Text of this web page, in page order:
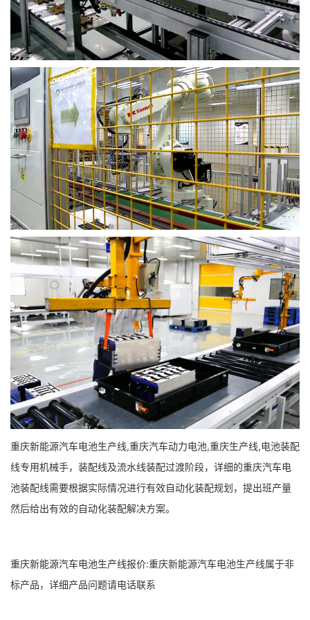
重庆新能源汽车电池生产线,重庆汽车动力电池,重庆生产线,电池装配
线专用机械手，装配线及流水线装配过渡阶段，详细的重庆汽车电
池装配线需要根据实际情况进行有效自动化装配规划，提出班产量
然后给出有效的自动化装配解决方案。
重庆新能源汽车电池生产线报价:重庆新能源汽车电池生产线属于非
标产品，详细产品问题请电话联系